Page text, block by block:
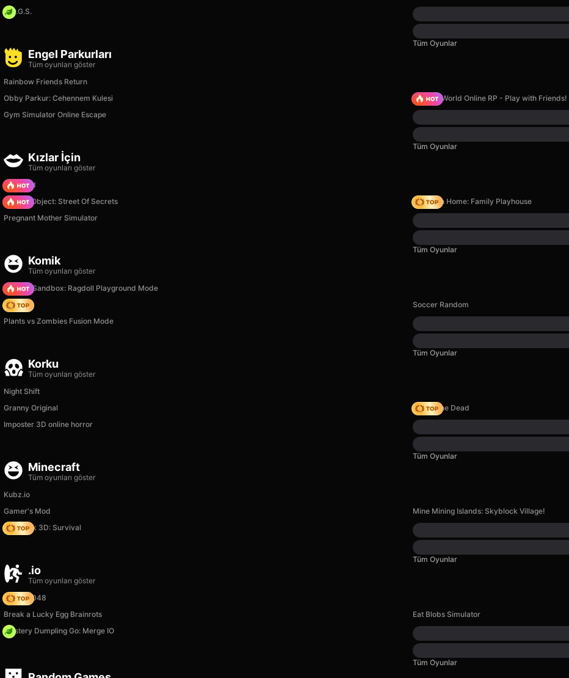
H.O.G.S.
Tüm Oyunlar
Engel Parkurları
Tüm oyunları göster
Rainbow Friends Return
Obby Parkur: Cehennem Kulesi
Sprunki World Online RP - Play with Friends!
Gym Simulator Online Escape
Tüm Oyunlar
Kızlar İçin
Tüm oyunları göster
TB World
Hidden Object: Street Of Secrets
My Town Home: Family Playhouse
Pregnant Mother Simulator
Tüm Oyunlar
Komik
Tüm oyunları göster
Sprunki Sandbox: Ragdoll Playground Mode
Hedgies
Soccer Random
Plants vs Zombies Fusion Mode
Tüm Oyunlar
Korku
Tüm oyunları göster
Night Shift
Granny Original
Rise of the Dead
Imposter 3D online horror
Tüm Oyunlar
Minecraft
Tüm oyunları göster
Kubz.io
Gamer's Mod
Mine Mining Islands: Skyblock Village!
Skyblock 3D: Survival
Tüm Oyunlar
.io
Tüm oyunları göster
Snake 2048
Break a Lucky Egg Brainrots
Eat Blobs Simulator
Mystery Dumpling Go: Merge IO
Tüm Oyunlar